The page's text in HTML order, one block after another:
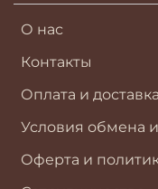
О нас
Контакты
Оплата и доставка
Условия обмена
Оферта и